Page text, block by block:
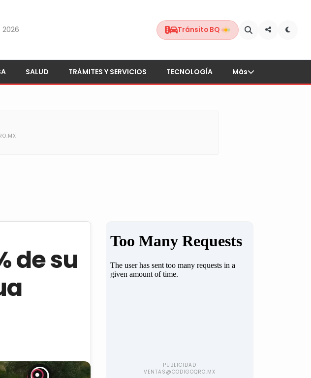
Tránsito BQ
SALUD TRÁMITES Y SERVICIOS TECNOLOGÍA Más
de su